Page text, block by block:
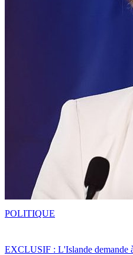
EXCLUSIF : L'Islande demande
POLITIQUE